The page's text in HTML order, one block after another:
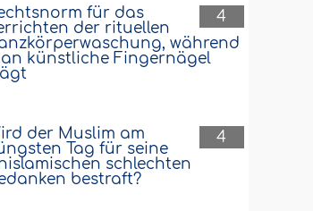
4
für das
der rituellen
während
künstliche Fingernägel
4
der Muslim am
Tag für seine
schlechten
bestraft?